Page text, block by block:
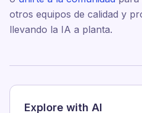
otros equipos de calidad y
llevando la IA a planta.
Explore with AI